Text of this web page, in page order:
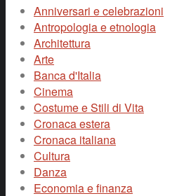
Anniversari e celebrazioni
Antropologia e etnologia
Architettura
Arte
Banca d'Italia
Cinema
Costume e Stili di Vita
Cronaca estera
Cronaca italiana
Cultura
Danza
Economia e finanza